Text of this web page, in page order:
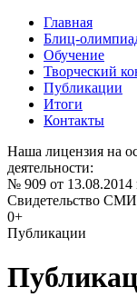
Главная
Блиц-
Обучение
Творческий
Публикации
Итоги
Контакты
Наша лицензия на
деятельности:
№ 909 от 13.08.2014
Свидетельство
0+
Публикации